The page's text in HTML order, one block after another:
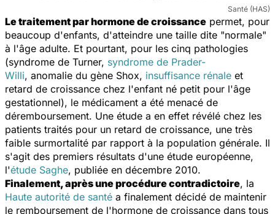
Santé (HAS)
Le traitement par hormone de croissance permet, pour
beaucoup d'enfants, d'atteindre une taille dite "normale"
à l'âge adulte. Et pourtant, pour les cinq pathologies
(syndrome de Turner, syndrome de Prader-
Willi, anomalie du gène Shox, insuffisance rénale et
retard de croissance chez l'enfant né petit pour l'âge
gestationnel), le médicament a été menacé de
déremboursement. Une étude a en effet révélé chez les
patients traités pour un retard de croissance, une très
faible surmortalité par rapport à la population générale. Il
s'agit des premiers résultats d'une étude européenne,
l'étude Saghe, publiée en décembre 2010.
Finalement, après une procédure contradictoire, la
Haute autorité de santé a finalement décidé de maintenir
le remboursement de l'hormone de croissance dans tous